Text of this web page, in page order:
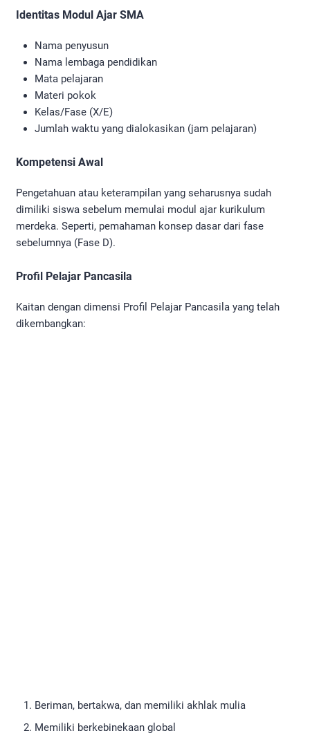
Identitas Modul Ajar SMA
Nama penyusun
Nama lembaga pendidikan
Mata pelajaran
Materi pokok
Kelas/Fase (X/E)
Jumlah waktu yang dialokasikan (jam pelajaran)
Kompetensi Awal
Pengetahuan atau keterampilan yang seharusnya sudah
dimiliki siswa sebelum memulai modul ajar kurikulum
merdeka. Seperti, pemahaman konsep dasar dari fase
sebelumnya (Fase D).
Profil Pelajar Pancasila
Kaitan dengan dimensi Profil Pelajar Pancasila yang telah
dikembangkan:
Beriman, bertakwa, dan memiliki akhlak mulia
Memiliki berkebinekaan global